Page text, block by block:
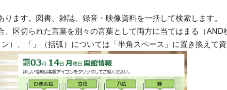
ます。図書、雑誌、録音・映像資料を一括して検索します。
、区切られた言葉を別々の言葉として両方に当てはまる（AND
）、「」（括弧）については「半角スペース」に置き換えて資